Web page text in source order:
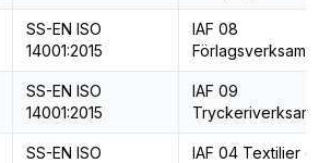
SS-EN ISO
14001:2015
IAF 08
SS-EN ISO
14001:2015
IAF 09
SS-EN ISO
IAF 04 Textilier